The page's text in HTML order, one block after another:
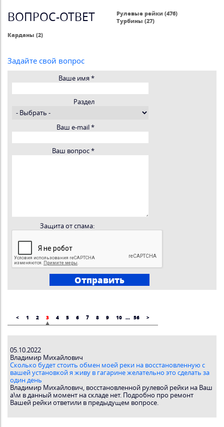
ВОПРОС-ОТВЕТ
Рулевые рейки (476)
Турбины (27)
Карданы (2)
Задайте свой вопрос
Ваше имя *
Раздел
Ваш e-mail*
Ваш вопрос*
Защита от спама:
< 1 2 3 4 5 6 7 8 9 10 ... 56 >
05.10.2022
Владимир Михайлович
Сколько будет стоить обмен моей реки на восстановленную с
вашей установкой я живу в гагарине желательно это сделать за
один день
Владимир Миxaйлович, восстановленной рулевой рейки на Ваш
а\м в данный момент на складе нет. Подробно про ремонт
Вашей рейки ответили в предыдущем вопросе.